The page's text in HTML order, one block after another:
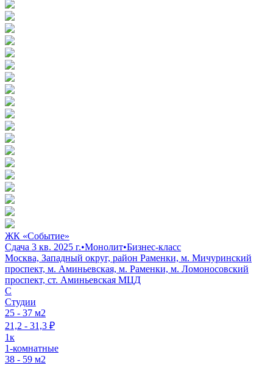
ЖК «Событие»
Сдача 3 кв. 2025 г.•Монолит•Бизнес-класс
Москва, Западный округ, район Раменки, м. Мичуринский
проспект, м. Аминьевская, м. Раменки, м. Ломоносовский
проспект, ст. Аминьевская МЦД
C
Студии
25 - 37 м2
21,2 - 31,3 ₽
1к
1-комнатные
38 - 59 м2